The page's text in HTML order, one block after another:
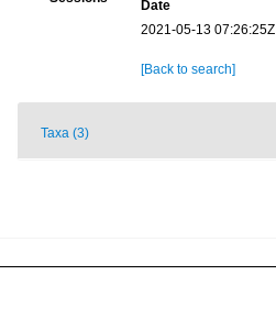
Date
2021-05-13 07:26:25Z
[Back to search]
Taxa (3)